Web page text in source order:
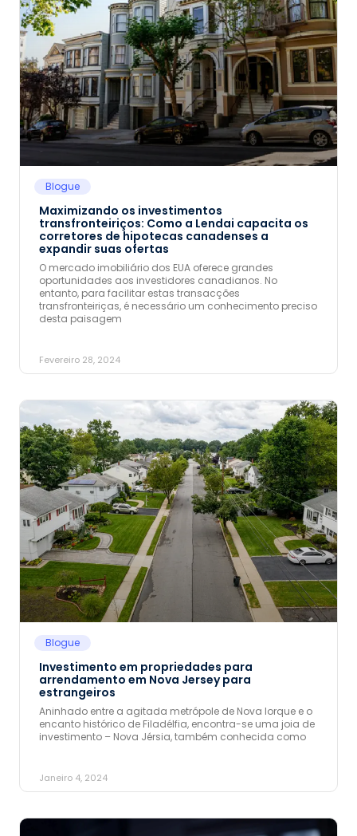
Blogue
Maximizando os investimentos
transfronteiriços: Como a Lendai capacita os
corretores de hipotecas canadenses a
expandir suas ofertas
O mercado imobiliário dos EUA oferece grandes
oportunidades aos investidores canadianos. No
entanto, para facilitar estas transacções
transfronteiriças, é necessário um conhecimento preciso
desta paisagem
Fevereiro 28, 2024
Blogue
Investimento em propriedades para
arrendamento em Nova Jersey para
estrangeiros
Aninhado entre a agitada metrópole de Nova Iorque e o
encanto histórico de Filadélfia, encontra-se uma joia de
investimento – Nova Jérsia, também conhecida como
Janeiro 4, 2024